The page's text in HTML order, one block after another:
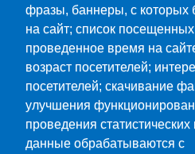
Загрузить Еще Из
Мобильн.
фразы, баннеры, с которых
на сайт; список
проведенное время на
возраст посетителей;
посетителей; скачивание
улучшения
проведения
данные обрабатываются с